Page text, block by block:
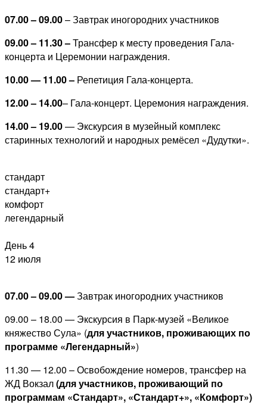
07.00 – 09.00– Завтрак иногородних участников
09.00 – 11.30 –Трансфер к месту проведения Гала-
концерта и Церемонии награждения.
10.00 — 11.00 – Репетиция Гала-концерта.
12.00 – 14.00– Гала-концерт. Церемония награждения.
14.00 – 19.00— Экскурсия в музейный комплекс
старинных технологий и народных ремёсел «Дудутки».
стандарт
стандарт+
комфорт
легендарный
День 4
12 июля
07.00 – 09.00 —Завтрак иногородних участников
09.00 – 18.00 — Экскурсия в Парк-музей «Великое
княжество Сула» (для участников, проживающих по
программе «Легендарный»)
11.30 — 12.00 – Освобождение номеров, трансфер на
ЖД Вокзал(для участников, проживающий по
программам «Стандарт», «Стандарт+», «Комфорт»)